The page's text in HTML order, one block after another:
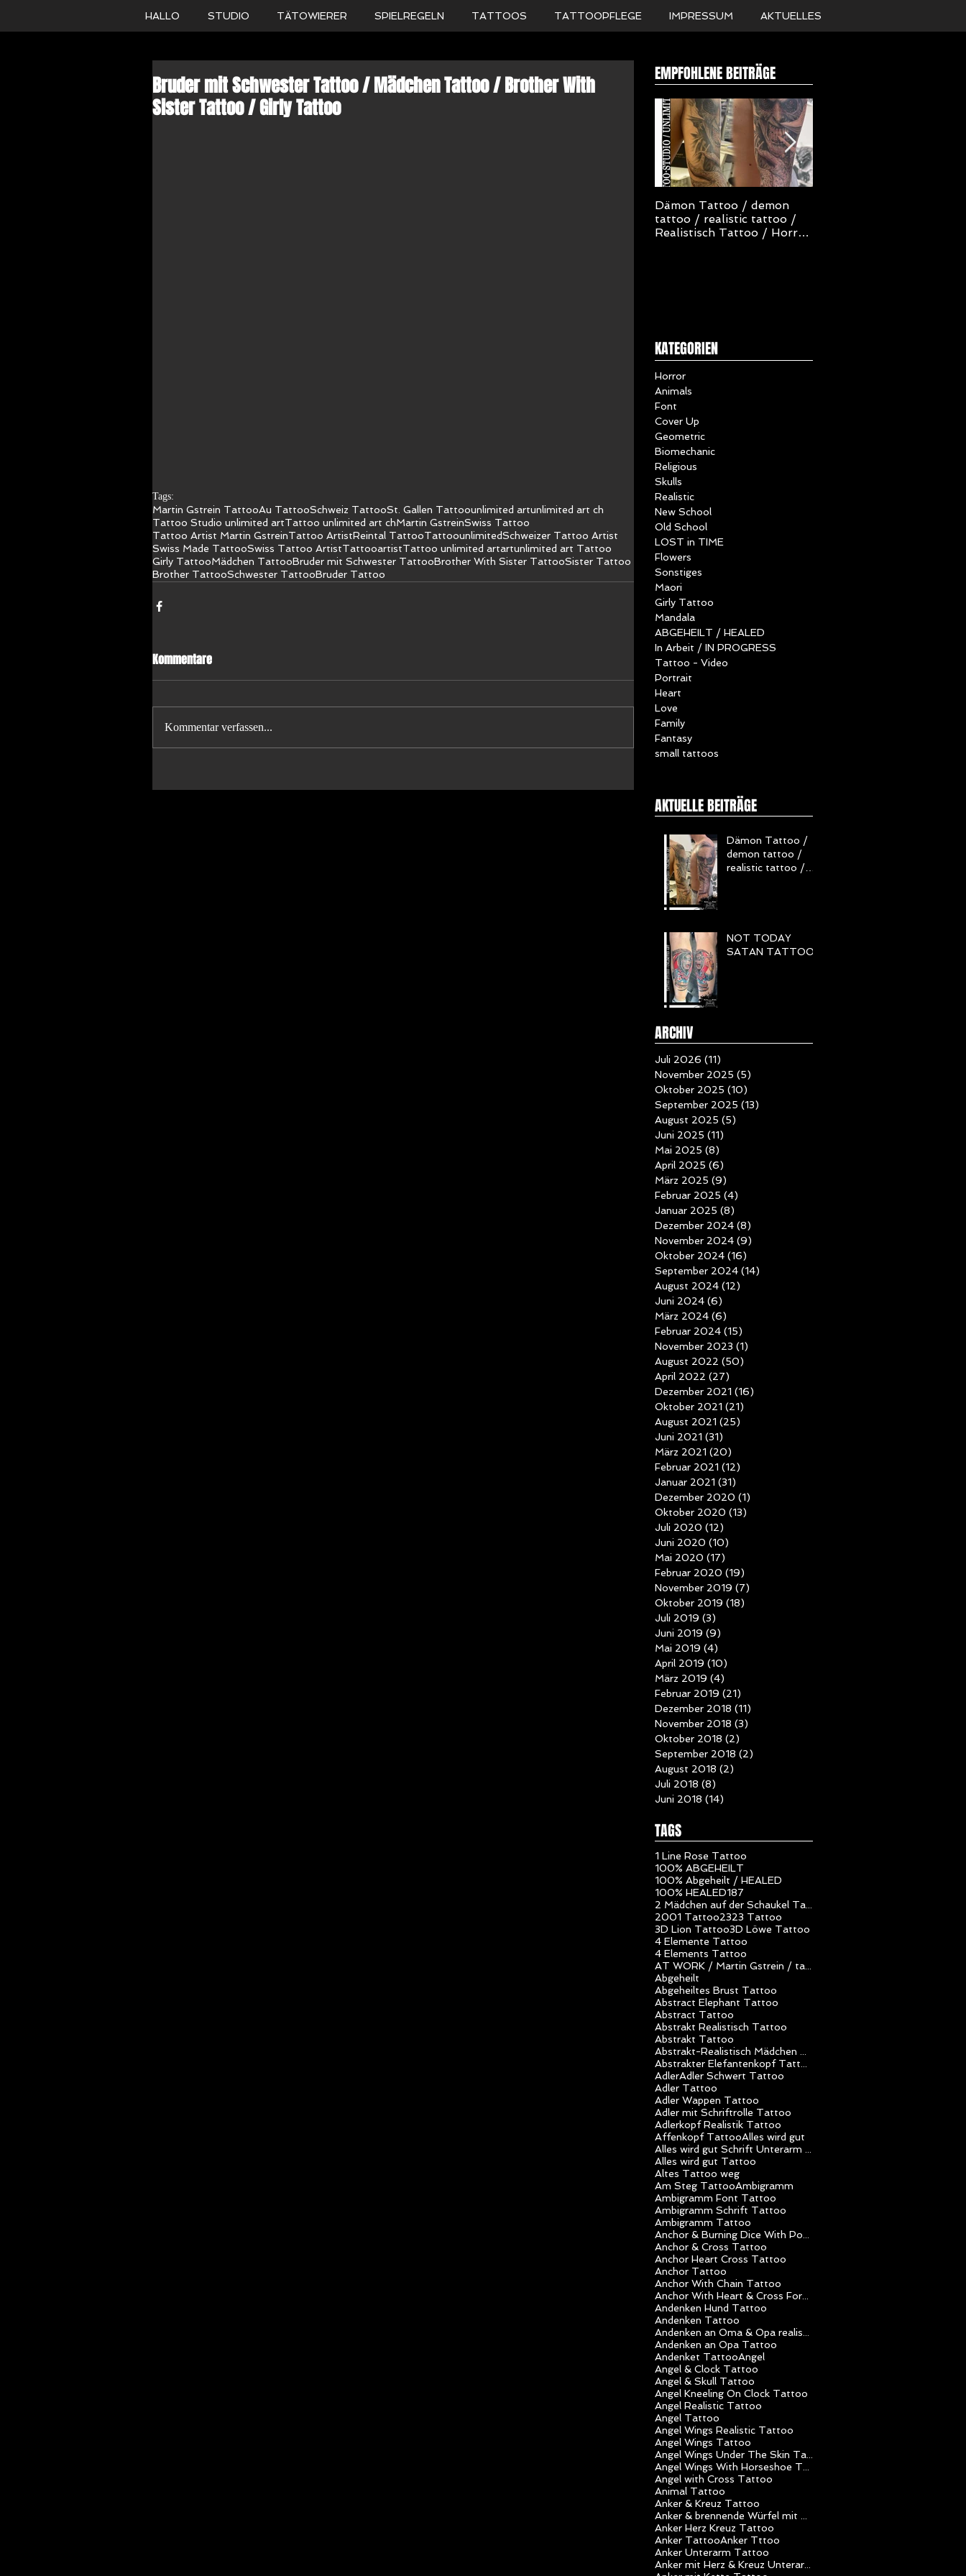
HALLO STUDIO TÄTOWIERER SPIELREGELN TATTOOS TATTOOPFLEGE IMPRESSUM AKTUELLES
Bruder mit Schwester Tattoo / Mädchen Tattoo / Brother With
Sister Tattoo / Girly Tattoo
Tags:
Martin Gstrein TattooAu TattooSchweiz TattooSt. Gallen Tattoounlimited artunlimited art ch
Tattoo Studio unlimited artTattoo unlimited art chMartin GstreinSwiss Tattoo
Tattoo Artist Martin GstreinTattoo ArtistReintal TattooTattoounlimitedSchweizer Tattoo Artist
Swiss Made TattooSwiss Tattoo ArtistTattooartistTattoo unlimited artartunlimited art Tattoo
Girly TattooMädchen TattooBruder mit Schwester TattooBrother With Sister TattooSister Tattoo
Brother TattooSchwester TattooBruder Tattoo
Kommentare
Kommentar verfassen...
EMPFOHLENE BEITRÄGE
Dämon Tattoo / demon
tattoo / realistic tattoo /
Realistisch Tattoo / Horror
KATEGORIEN
Horror
Animals
Font
Cover Up
Geometric
Biomechanic
Religious
Skulls
Realistic
New School
Old School
LOST in TIME
Flowers
Sonstiges
Maori
Girly Tattoo
Mandala
ABGEHEILT / HEALED
In Arbeit / IN PROGRESS
Tattoo - Video
Portrait
Heart
Love
Family
Fantasy
small tattoos
AKTUELLE BEITRÄGE
Dämon Tattoo /
demon tattoo /
realistic tattoo /
NOT TODAY
SATAN TATTOO
ARCHIV
Juli 2026 (11)
November 2025 (5)
Oktober 2025 (10)
September 2025 (13)
August 2025 (5)
Juni 2025 (11)
Mai 2025 (8)
April 2025 (6)
März 2025 (9)
Februar 2025 (4)
Januar 2025 (8)
Dezember 2024 (8)
November 2024 (9)
Oktober 2024 (16)
September 2024 (14)
August 2024 (12)
Juni 2024 (6)
März 2024 (6)
Februar 2024 (15)
November 2023 (1)
August 2022 (50)
April 2022 (27)
Dezember 2021 (16)
Oktober 2021 (21)
August 2021 (25)
Juni 2021 (31)
März 2021 (20)
Februar 2021 (12)
Januar 2021 (31)
Dezember 2020 (1)
Oktober 2020 (13)
Juli 2020 (12)
Juni 2020 (10)
Mai 2020 (17)
Februar 2020 (19)
November 2019 (7)
Oktober 2019 (18)
Juli 2019 (3)
Juni 2019 (9)
Mai 2019 (4)
April 2019 (10)
März 2019 (4)
Februar 2019 (21)
Dezember 2018 (11)
November 2018 (3)
Oktober 2018 (2)
September 2018 (2)
August 2018 (2)
Juli 2018 (8)
Juni 2018 (14)
TAGS
1 Line Rose Tattoo
100% ABGEHEILT
100% Abgeheilt / HEALED
100% HEALED187
2 Mädchen auf der Schaukel Tattoo
2001 Tattoo2323 Tattoo
3D Lion Tattoo3D Löwe Tattoo
4 Elemente Tattoo
4 Elements Tattoo
AT WORK / Martin Gstrein / tattoo studio unlimited art / Vorarlberg / Nüziders / Tattoo Artist
Abgeheilt
Abgeheiltes Brust Tattoo
Abstract Elephant Tattoo
Abstract Tattoo
Abstrakt Realistisch Tattoo
Abstrakt Tattoo
Abstrakt-Realistisch Mädchen Tattoo
Abstrakter Elefantenkopf Tattoo
AdlerAdler Schwert Tattoo
Adler Tattoo
Adler Wappen Tattoo
Adler mit Schriftrolle Tattoo
Adlerkopf Realistik Tattoo
Affenkopf TattooAlles wird gut
Alles wird gut Schrift Unterarm Mädchen Tattoo
Alles wird gut Tattoo
Altes Tattoo weg
Am Steg TattooAmbigramm
Ambigramm Font Tattoo
Ambigramm Schrift Tattoo
Ambigramm Tattoo
Anchor & Burning Dice With Poker Chips Tattoo
Anchor & Cross Tattoo
Anchor Heart Cross Tattoo
Anchor Tattoo
Anchor With Chain Tattoo
Anchor With Heart & Cross Forearm Tattoo
Andenken Hund Tattoo
Andenken Tattoo
Andenken an Oma & Opa realistik Tattoo
Andenken an Opa Tattoo
Andenket TattooAngel
Angel & Clock Tattoo
Angel & Skull Tattoo
Angel Kneeling On Clock Tattoo
Angel Realistic Tattoo
Angel Tattoo
Angel Wings Realistic Tattoo
Angel Wings Tattoo
Angel Wings Under The Skin Tattoo
Angel Wings With Horseshoe Tattoo
Angel with Cross Tattoo
Animal Tattoo
Anker & Kreuz Tattoo
Anker & brennende Würfel mit Poker Chips Tattoo
Anker Herz Kreuz Tattoo
Anker TattooAnker Tttoo
Anker Unterarm Tattoo
Anker mit Herz & Kreuz Unterarm Tattoo